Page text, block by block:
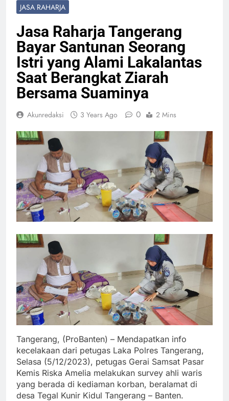
JASA RAHARJA
Jasa Raharja Tangerang
Bayar Santunan Seorang
Istri yang Alami Lakalantas
Saat Berangkat Ziarah
Bersama Suaminya
Akunredaksi 3 Years Ago 0 2 Mins
Tangerang, (ProBanten) – Mendapatkan info
kecelakaan dari petugas Laka Polres Tangerang,
Selasa (5/12/2023), petugas Gerai Samsat Pasar
Kemis Riska Amelia melakukan survey ahli waris
yang berada di kediaman korban, beralamat di
desa Tegal Kunir Kidul Tangerang – Banten.